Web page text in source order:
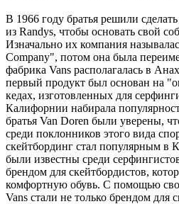
В 1966 году братья решили
из Randys, чтобы основать свой
Изначально их компания
Company", потом она была
фабрика Vans располагалась в
первый продукт был основан на
кедах, изготовленных для
Калифорнии набирала
братья Van Doren были уверены,
среди поклонников этого вида
скейтбординг стал популярным в
были известны среди
брендом для скейтбордистов,
комфортную обувь. С помощью
Vans стали не только брендом для